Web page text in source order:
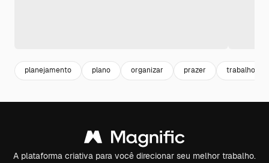
planejamento plano organizar prazer trabalho
A plataforma criativa para você direcionar seu melhor trabalho.